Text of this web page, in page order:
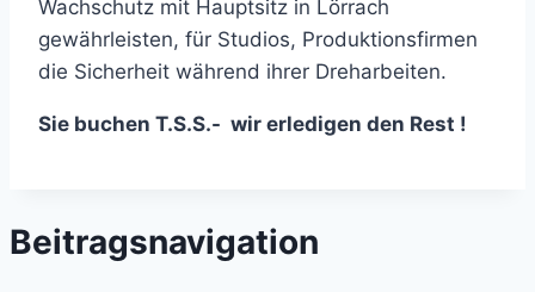
Wachschutz mit Hauptsitz in Lörrach
gewährleisten, für Studios, Produktionsfirmen
die Sicherheit während ihrer Dreharbeiten.
Sie buchen T.S.S.- wir erledigen den Rest !
Beitragsnavigation